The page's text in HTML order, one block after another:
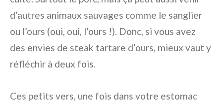
d’autres animaux sauvages comme le sanglier
ou l’ours (oui, oui, l’ours !). Donc, si vous avez
des envies de steak tartare d’ours, mieux vaut y
réfléchir à deux fois.
Ces petits vers, une fois dans votre estomac